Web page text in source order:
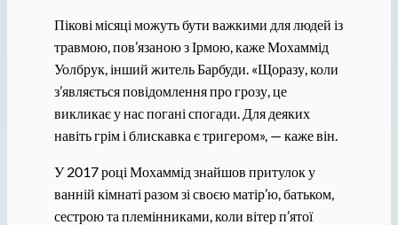
Пікові місяці можуть бути важкими для людей із
травмою, пов’язаною з Ірмою, каже Мохаммід
Уолбрук, інший житель Барбуди. «Щоразу, коли
з’являється повідомлення про грозу, це
викликає у нас погані спогади. Для деяких
навіть грім і блискавка є тригером», — каже він.
У 2017 році Мохаммід знайшов притулок у
ванній кімнаті разом зі своєю матір’ю, батьком,
сестрою та племінниками, коли вітер п’ятої